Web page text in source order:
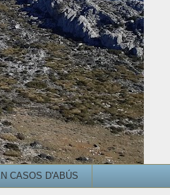
CASOS D'ABÚS